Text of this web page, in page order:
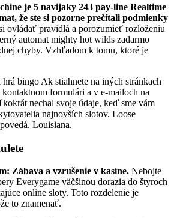
je 5 navijaky 243 pay-line Realtime
že ste si pozorne prečítali podmienky
ovládať pravidlá a porozumieť rozloženiu
automat mighty hot wilds zadarmo
chyby. Vzhľadom k tomu, ktoré je
bingo Ak stiahnete na iných stránkach
formulári a v e-mailoch na
nechal svoje údaje, keď sme vám
najnovších slotov. Loose
Louisiana.
Zábava a vzrušenie v kasíne. Nebojte
Everygame väčšinou dorazia do štyroch
online sloty. Toto rozdelenie je
to znamenať.